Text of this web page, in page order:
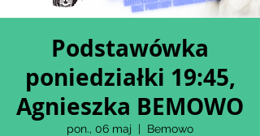
Podstawówka
poniedziałki 19:45,
Agnieszka BEMOWO
pon., 06 maj
  |
Bemowo